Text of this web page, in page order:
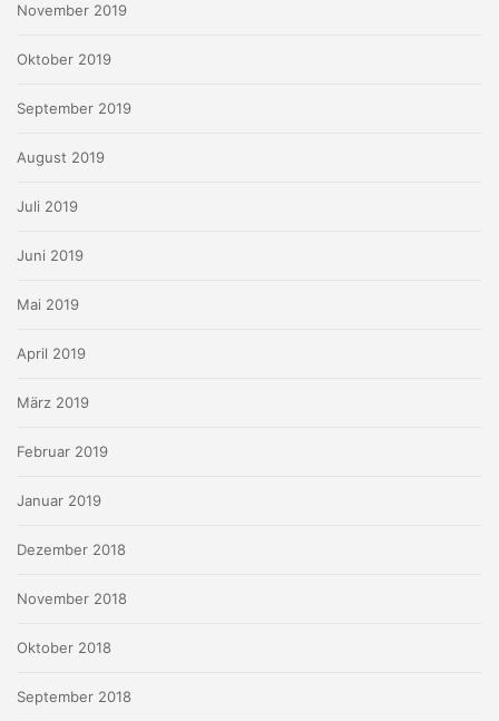
November 2019
Oktober 2019
September 2019
August 2019
Juli 2019
Juni 2019
Mai 2019
April 2019
März 2019
Februar 2019
Januar 2019
Dezember 2018
November 2018
Oktober 2018
September 2018